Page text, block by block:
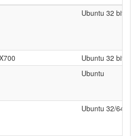
Ubuntu 32 bits
Ubuntu 32 bits
Ubuntu
Ubuntu 32/64 bits